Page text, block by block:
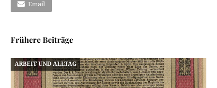
Email
Frühere Beiträge
ARBEIT UND ALLTAG